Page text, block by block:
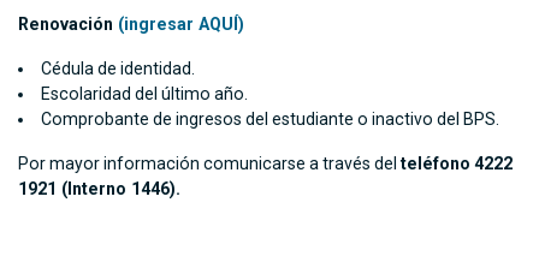
Renovación (ingresar AQUÍ)
Cédula de identidad.
Escolaridad del último año.
Comprobante de ingresos del estudiante o inactivo del BPS.
Por mayor información comunicarse a través del teléfono 4222
1921 (Interno 1446).